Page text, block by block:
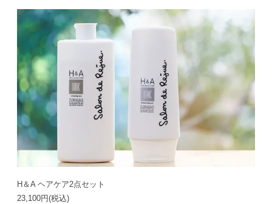
H＆A ヘアケア2点セット
23,100円(税込)